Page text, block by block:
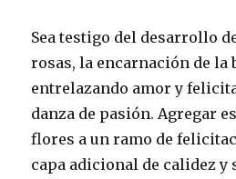
Sea testigo del desarrollo
rosas, la encarnación de la
entrelazando amor y
danza de pasión. Agregar
flores a un ramo de
capa adicional de calidez y